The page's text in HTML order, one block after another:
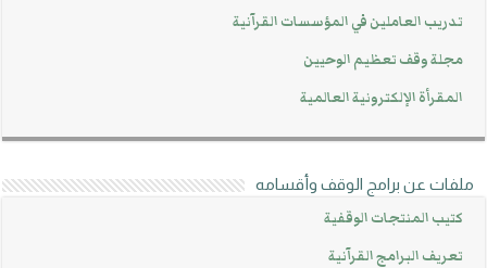
تدريب العاملين في المؤسسات القرآنية
مجلة وقف تعظيم الوحيين
المقرأة الإلكترونية العالمية
ملفات عن برامج الوقف وأقسامه
كتيب المنتجات الوقفية
تعريف البرامج القرآنية